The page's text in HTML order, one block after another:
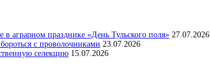
аграрном празднике «День Тульского поля» 27.07.2026
с проволочниками 23.07.2026
селекцию 15.07.2026